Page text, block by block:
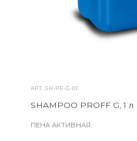
АРТ.SH-PR-G-01
SHAMPOO PROFF G, 1 л
ПЕНА АКТИВНАЯ.